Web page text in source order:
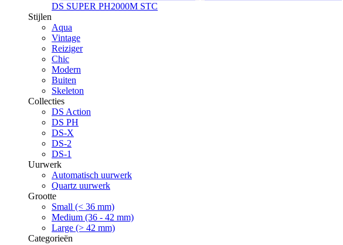
DS SUPER PH2000M STC
Stijlen
Aqua
Vintage
Reiziger
Chic
Modern
Buiten
Skeleton
Collecties
DS Action
DS PH
DS-X
DS-2
DS-1
Uurwerk
Automatisch uurwerk
Quartz uurwerk
Grootte
Small (< 36 mm)
Medium (36 - 42 mm)
Large (> 42 mm)
Categorieën